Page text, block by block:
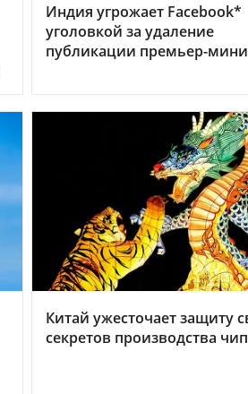
Индия угрожает Facebook*
уголовкой за удаление
публикации премьер-
Китай ужесточает защиту
секретов производства